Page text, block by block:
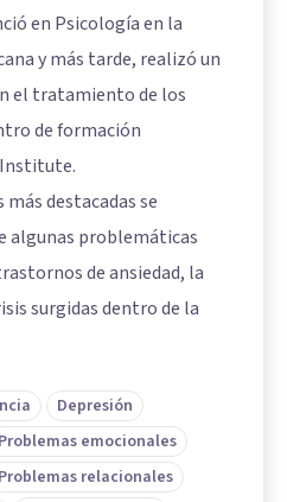
en Psicología en la
y más tarde, realizó un
el tratamiento de los
de formación
destacadas se
algunas problemáticas
de ansiedad, la
surgidas dentro de la
Depresión
Problemas emocionales
Problemas relacionales